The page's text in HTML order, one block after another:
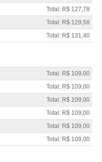
Total: R$ 127,78
Total: R$ 129,58
Total: R$ 131,40
Total: R$ 109,00
Total: R$ 109,00
Total: R$ 109,00
Total: R$ 109,00
Total: R$ 109,00
Total: R$ 109,00